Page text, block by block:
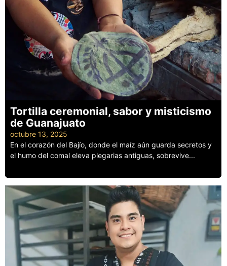
Tortilla ceremonial, sabor y misticismo
de Guanajuato
octubre 13, 2025
En el corazón del Bajío, donde el maíz aún guarda secretos y
el humo del comal eleva plegarias antiguas, sobrevive...